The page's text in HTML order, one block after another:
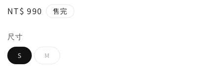
Regular
NT$ 990 售完
尺寸
S M